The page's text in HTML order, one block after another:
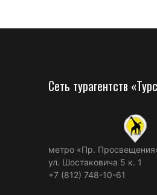
Сеть турагентств
метро «Пр.
ул. Шостаковича 5 к. 1
+7 (812) 748-10-61